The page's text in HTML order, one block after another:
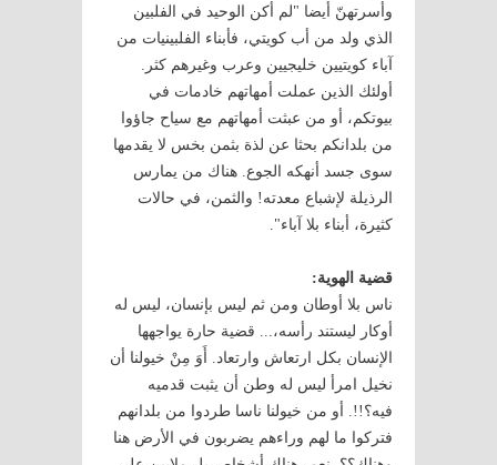
وأسرتهنّ أيضا "لم أكن الوحيد في الفلبين
الذي ولد من أب كويتي، فأبناء الفلبينيات من
آباء كويتيين خليجيين وعرب وغيرهم كثر.
أولئك الذين عملت أمهاتهم خادمات في
بيوتكم، أو من عبثت أمهاتهم مع سياح جاؤوا
من بلدانكم بحثا عن لذة بثمن بخس لا يقدمها
سوى جسد أنهكه الجوع. هناك من يمارس
الرذيلة لإشباع معدته! والثمن، في حالات
كثيرة، أبناء بلا آباء".
قضية الهوية:
ناس بلا أوطان ومن ثم ليس بإنسان، ليس له
أوكار ليستند رأسه،... قضية حارة يواجهها
الإنسان بكل ارتعاش وارتعاد. أَوَ مِنْ خيولنا أن
نخيل امرأ ليس له وطن أن يثبت قدميه
فيه؟!!. أو من خيولنا ناسا طردوا من بلدانهم
فتركوا ما لهم وراءهم يضربون في الأرض هنا